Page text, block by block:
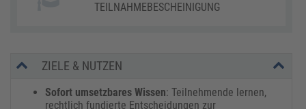
TEILNAHMEBESCHEINIGUNG
ZIELE & NUTZEN
Sofort umsetzbares Wissen: Teilnehmende lernen,
rechtlich fundierte Entscheidungen zur